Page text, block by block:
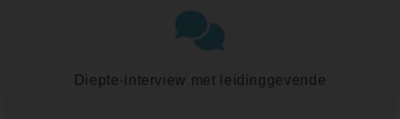
Diepte-interview met leidinggevende